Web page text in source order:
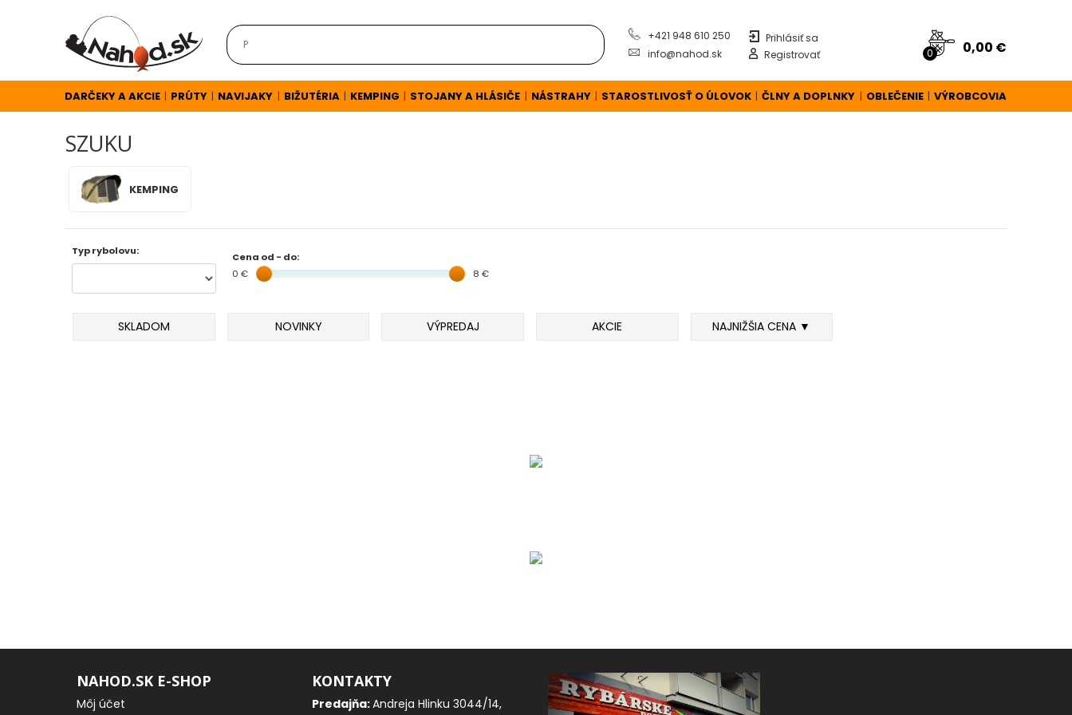
+421 948 610 250
info@nahod.sk
Prihlásiť sa
Registrovať
0 0,00 €
DARČEKY A AKCIE | PRÚTY | NAVIJAKY | BIŽUTÉRIA | KEMPING | STOJANY A HLÁSIČE | NÁSTRAHY | STAROSTLIVOSŤ O ÚLOVOK | ČLNY A DOPLNKY | OBLEČENIE | VÝROBCOVIA
SZUKU
KEMPING
Typ rybolovu:
Cena od - do:
0 €
8 €
SKLADOM NOVINKY VÝPREDAJ AKCIE NAJNIŽŠIA CENA ▼
NAHOD.SK E-SHOP
Môj účet
KONTAKTY
Predajňa:Andreja Hlinku 3044/14,
A
KAPROVÉ